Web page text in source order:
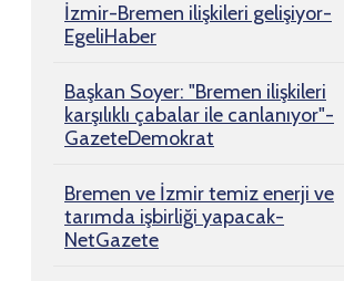
İzmir-Bremen ilişkileri gelişiyor-
EgeliHaber
Başkan Soyer: "Bremen ilişkileri
karşılıklı çabalar ile canlanıyor"-
GazeteDemokrat
Bremen ve İzmir temiz enerji ve
tarımda işbirliği yapacak-
NetGazete